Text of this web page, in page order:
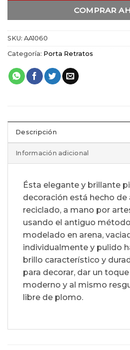
COMPRAR
SKU: AA1060
Categoría: Porta Retratos
Descripción
Información adicional
Ésta elegante y brillante
decoración está hecho de
reciclado, a mano por
usando el antiguo
modelado en arena,
individualmente y pulido
brillo característico y
para decorar, dar un
moderno y al mismo
libre de plomo.